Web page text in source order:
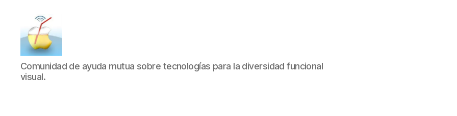
SucDePoma
Comunidad de ayuda mutua sobre tecnologías para la diversidad funcional
visual.